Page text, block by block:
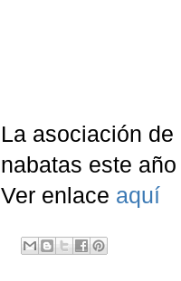
La asociación de
nabatas este año
Ver enlace aquí